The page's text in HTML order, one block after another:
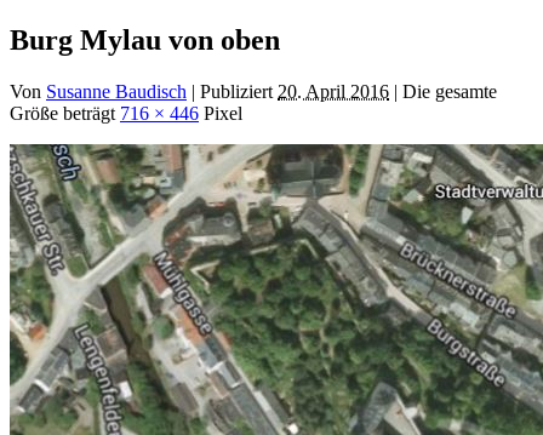
Burg Mylau von oben
Von Susanne Baudisch | Publiziert 20. April 2016 | Die gesamte
Größe beträgt 716 × 446 Pixel